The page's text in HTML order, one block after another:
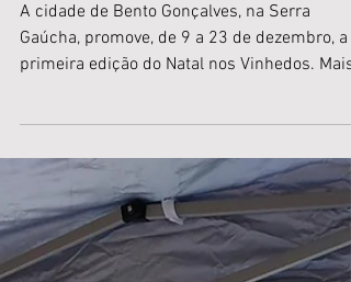
Vale dos Vinhedos:
de Natal é atração de 9 a 23 de
A cidade de Bento Gonçalves, na Serra
Gaúcha, promove, de 9 a 23 de dezembro, a
primeira edição do Natal nos Vinhedos. Mais
de 15...